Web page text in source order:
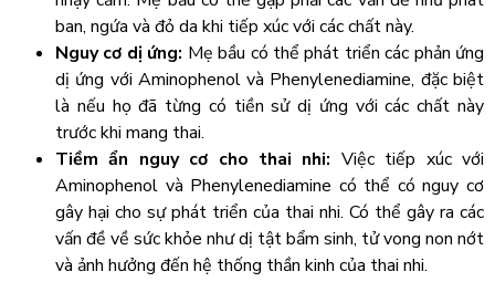
ban, ngứa và đỏ da khi tiếp xúc với các chất này.
Nguy cơ dị ứng: Mẹ bầu có thể phát triển các phản ứng
dị ứng với Aminophenol và Phenylenediamine, đặc biệt
là nếu họ đã từng có tiền sử dị ứng với các chất này
trước khi mang thai.
Tiềm ẩn nguy cơ cho thai nhi: Việc tiếp xúc với
Aminophenol và Phenylenediamine có thể có nguy cơ
gây hại cho sự phát triển của thai nhi. Có thể gây ra các
vấn đề về sức khỏe như dị tật bẩm sinh, tử vong non nớt
và ảnh hưởng đến hệ thống thần kinh của thai nhi.